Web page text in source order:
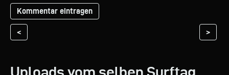
< >
Uploads vom selben Surftag